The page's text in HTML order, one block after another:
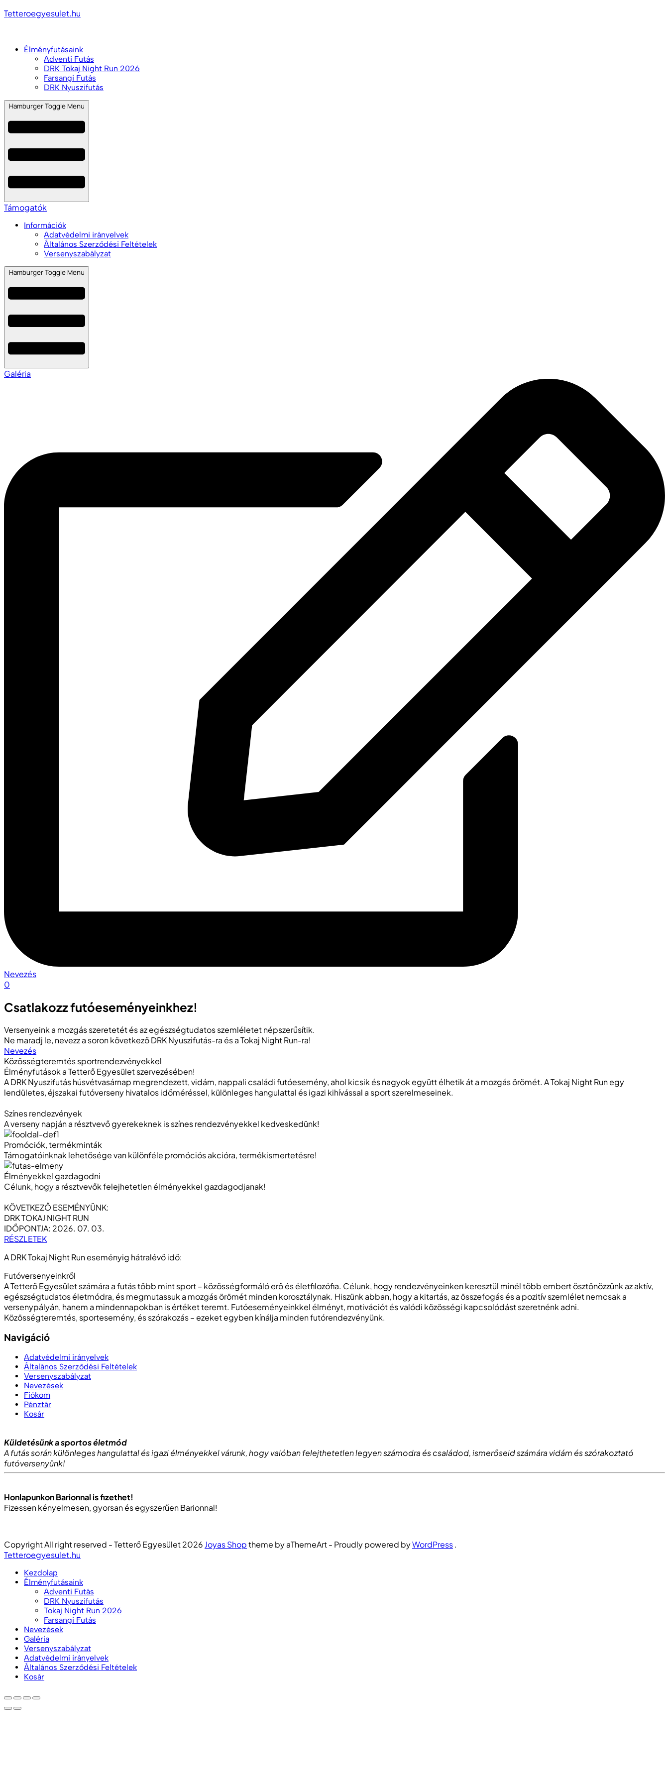
Tetteroegyesulet.hu
Élményfutásaink
Adventi Futás
DRK Tokaj Night Run 2026
Farsangi Futás
DRK Nyuszifutás
Hamburger Toggle Menu
Támogatók
Információk
Adatvédelmi irányelvek
Általános Szerződési Feltételek
Versenyszabályzat
Hamburger Toggle Menu
Galéria
Nevezés
0
Csatlakozz futóeseményeinkhez!
Versenyeink a mozgás szeretetét és az egészségtudatos szemléletet népszerűsítik.
Ne maradj le, nevezz a soron következő DRK Nyuszifutás-ra és a Tokaj Night Run-ra!
Nevezés
Közösségteremtés sportrendezvényekkel
Élményfutások a Tetterő Egyesület szervezésében!
A DRK Nyuszifutás húsvétvasárnap megrendezett, vidám, nappali családi futóesemény, ahol kicsik és nagyok együtt élhetik át a mozgás örömét. A Tokaj Night Run egy
lendületes, éjszakai futóverseny hivatalos időméréssel, különleges hangulattal és igazi kihívással a sport szerelmeseinek.
Színes rendezvények
A verseny napján a részt­vevő gyere­kek­­nek is színes rendez­vé­nyek­kel ked­veskedünk!
Promóciók, termékminták
Támogatóinknak lehető­sége van különféle promó­ciós akcióra, termék­ismertetésre!
Élményekkel gazdagodni
Célunk, hogy a résztvevők felejhetetlen élményekkel gazdagodjanak!
KÖVETKEZŐ ESEMÉNYÜNK:
DRK TOKAJ NIGHT RUN
IDŐPONTJA: 2026. 07. 03.
RÉSZLETEK
A DRK Tokaj Night Run eseményig hátralévő idő:
Futóversenyeinkről
A Tetterő Egyesület számára a futás több mint sport – közösségformáló erő és életfilozófia. Célunk, hogy rendezvényeinken keresztül minél több embert ösztönözzünk az aktív,
egészségtudatos életmódra, és megmutassuk a mozgás örömét minden korosztálynak. Hiszünk abban, hogy a kitartás, az összefogás és a pozitív szemlélet nemcsak a
versenypályán, hanem a mindennapokban is értéket teremt. Futóeseményeinkkel élményt, motivációt és valódi közösségi kapcsolódást szeretnénk adni.
Közösségteremtés, sportesemény, és szórakozás – ezeket egyben kínálja minden futórendezvényünk.
Navigáció
Adatvédelmi irányelvek
Általános Szerződési Feltételek
Versenyszabályzat
Nevezések
Fiókom
Pénztár
Kosár
Küldetésünk a sportos életmód
A futás során különleges hangulattal és igazi élményekkel várunk, hogy valóban felejthetetlen legyen számodra és családod, ismerőseid számára vidám és szórakoztató
futóversenyünk!
Honlapunkon Barionnal is fizethet!
Fizessen kényelmesen, gyorsan és egyszerűen Barionnal!
Copyright All right reserved - Tetterő Egyesület 2026 Joyas Shoptheme by aThemeArt - Proudly powered byWordPress.
Tetteroegyesulet.hu
Kezdolap
Élményfutásaink
Adventi Futás
DRK Nyuszifutás
Tokaj Night Run 2026
Farsangi Futás
Nevezések
Galéria
Versenyszabályzat
Adatvédelmi irányelvek
Általános Szerződési Feltételek
Kosár